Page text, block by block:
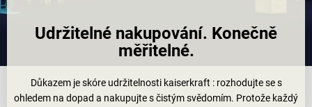
Udržitelné nakupování. Konečně
měřitelné.
Důkazem je skóre udržitelnosti kaiserkraft : rozhodujte se s
ohledem na dopad a nakupujte s čistým svědomím. Protože každý